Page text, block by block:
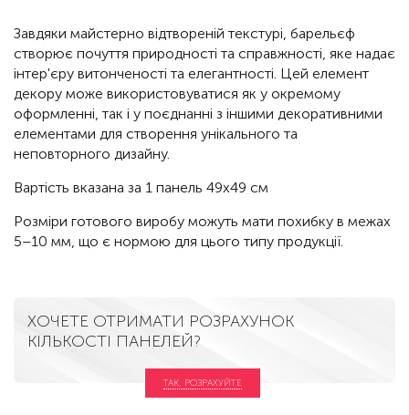
Завдяки майстерно відтвореній текстурі, барельєф
створює почуття природності та справжності, яке надає
інтер'єру витонченості та елегантності. Цей елемент
декору може використовуватися як у окремому
оформленні, так і у поєднанні з іншими декоративними
елементами для створення унікального та
неповторного дизайну.
Вартість вказана за 1 панель 49х49 см
Розміри готового виробу можуть мати похибку в межах
5–10 мм, що є нормою для цього типу продукції.
ХОЧЕТЕ ОТРИМАТИ РОЗРАХУНОК
КІЛЬКОСТІ ПАНЕЛЕЙ?
ТАК, РОЗРАХУЙТЕ